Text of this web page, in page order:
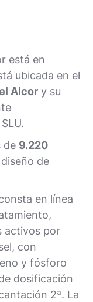
está en
ubicada en el
Alcor y su
de 9.220
de
en línea
activos por
con
y fósforo
dosificación
2ª. La